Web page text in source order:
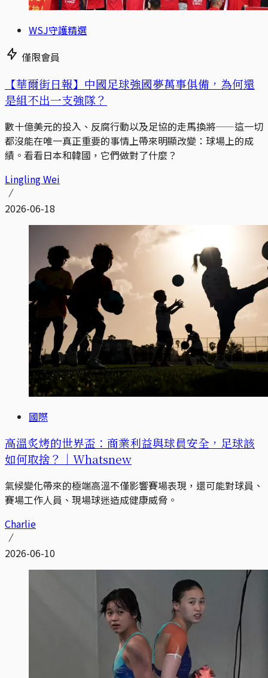
WSJ守護精選
僅限會員
【華爾街日報】中國足球強國夢萬事俱備，為何還
是組不出一支強隊？
數十億美元的投入、反腐行動以及足協的走馬換將——這一切
都沒能在唯一真正重要的事情上帶來明顯改變：球場上的成
績。看看日本和韓國，它們做對了什麼？
Lingling Wei
2026-06-18
國際
高溫炙烤的世界盃：商業利益與球員安全，足球該
如何取捨？｜Whatsnew
氣候變化帶來的極端高溫不僅影響賽場表現，還可能對球員、
賽場工作人員、現場球迷造成健康威脅。
Charlie
2026-06-10